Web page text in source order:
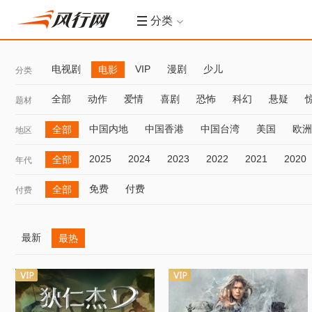
分类
分类 电视剧 电影 VIP 漫剧 少儿
题材 全部 动作 爱情 喜剧 恐怖 科幻 悬疑
地区 全部 中国内地 中国香港 中国台湾 美国 欧洲
年代 全部 2025 2024 2023 2022 2021 2020
付费 全部 免费 付费
最新 最热